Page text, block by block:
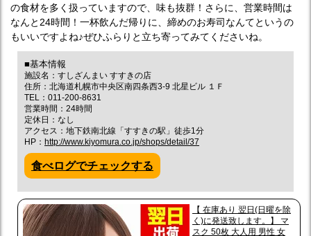
の食材を多く扱っていますので、味も抜群！さらに、営業時間は
なんと24時間！一杯飲んだ帰りに、締めのお寿司なんてというの
もいいですよね♪ぜひふらりと立ち寄ってみてくださいね。
■基本情報
施設名：すしざんまい すすきの店
住所：北海道札幌市中央区南四条西3-9 北星ビル １Ｆ
TEL：011-200-8631
営業時間：24時間
定休日：なし
アクセス：地下鉄南北線「すすきの駅」徒歩1分
HP： http://www.kiyomura.co.jp/shops/detail/37
食べログでチェックする
【 在庫あり 翌日(日曜を除
く)に発送致します。】 マ
スク 50枚 大人用 男性 女